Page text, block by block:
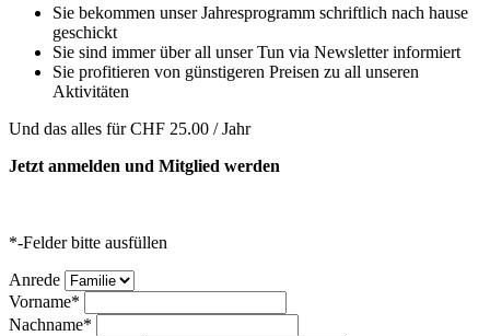
Sie bekommen unser Jahresprogramm schriftlich nach hause
geschickt
Sie sind immer über all unser Tun via Newsletter informiert
Sie profitieren von günstigeren Preisen zu all unseren
Aktivitäten
Und das alles für CHF 25.00 / Jahr
Jetzt anmelden und Mitglied werden
*-Felder bitte ausfüllen
Anrede
Vorname*
Nachname*